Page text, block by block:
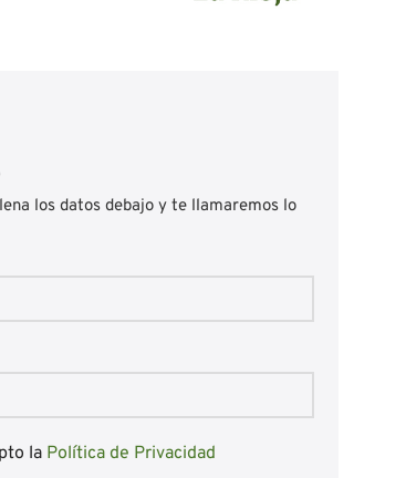
los datos debajo y te llamaremos lo
la Política de Privacidad